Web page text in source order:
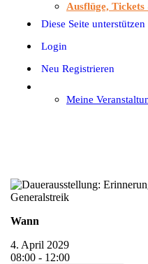
Ausflüge,
Diese Seite unterstützen
Login
Neu Registrieren
Meine
Wann
4. April 2029
08:00 - 12:00